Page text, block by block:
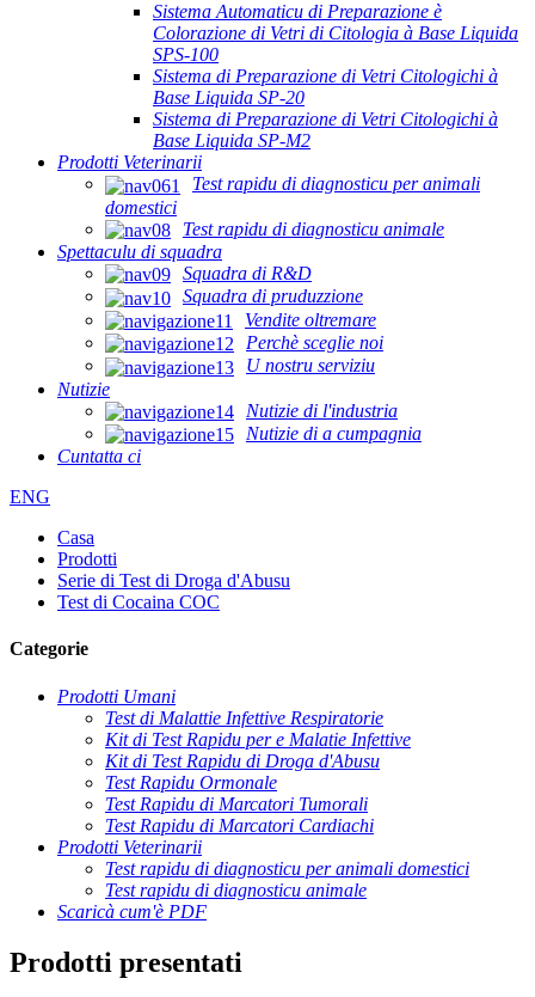
Sistema Automaticu di Preparazione è
Colorazione di Vetri di Citologia à Base Liquida
SPS-100
Sistema di Preparazione di Vetri Citologichi à
Base Liquida SP-20
Sistema di Preparazione di Vetri Citologichi à
Base Liquida SP-M2
Prodotti Veterinarii
Test rapidu di diagnosticu per animali
domestici
Test rapidu di diagnosticu animale
Spettaculu di squadra
Squadra di R&D
Squadra di pruduzzione
Vendite oltremare
Perchè sceglie noi
U nostru serviziu
Nutizie
Nutizie di l'industria
Nutizie di a cumpagnia
Cuntatta ci
ENG
Casa
Prodotti
Serie di Test di Droga d'Abusu
Test di Cocaina COC
Categorie
Prodotti Umani
Test di Malattie Infettive Respiratorie
Kit di Test Rapidu per e Malatie Infettive
Kit di Test Rapidu di Droga d'Abusu
Test Rapidu Ormonale
Test Rapidu di Marcatori Tumorali
Test Rapidu di Marcatori Cardiachi
Prodotti Veterinarii
Test rapidu di diagnosticu per animali domestici
Test rapidu di diagnosticu animale
Scaricà cum'è PDF
Prodotti presentati